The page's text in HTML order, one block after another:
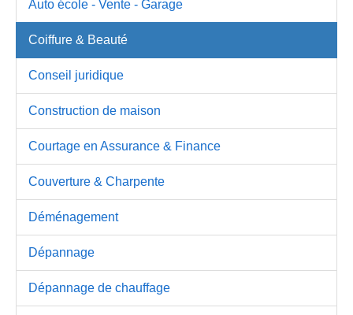
Auto école - Vente - Garage
Coiffure & Beauté
Conseil juridique
Construction de maison
Courtage en Assurance & Finance
Couverture & Charpente
Déménagement
Dépannage
Dépannage de chauffage